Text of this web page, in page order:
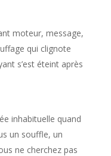
moteur, message,
qui clignote
s’est éteint après
inhabituelle quand
un souffle, un
ne cherchez pas